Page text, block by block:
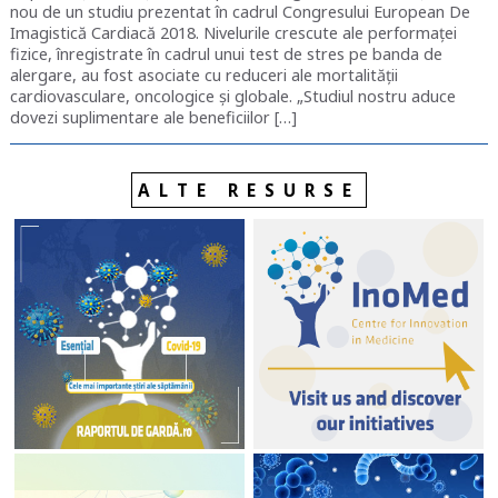
nou de un studiu prezentat în cadrul Congresului European De
Imagistică Cardiacă 2018. Nivelurile crescute ale performaței
fizice, înregistrate în cadrul unui test de stres pe banda de
alergare, au fost asociate cu reduceri ale mortalității
cardiovasculare, oncologice și globale. „Studiul nostru aduce
dovezi suplimentare ale beneficiilor […]
ALTE RESURSE